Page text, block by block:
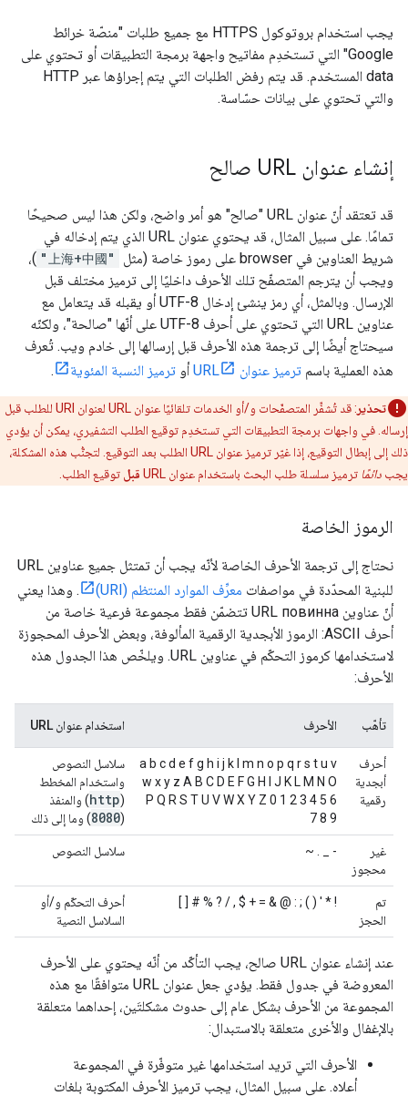
يجب استخدام بروتوكول HTTPS مع جميع طلبات "منصّة خرائط
Google" التي تستخدِم مفاتيح واجهة برمجة التطبيقات أو تحتوي على
data المستخدم. قد يتم رفض الطلبات التي يتم إجراؤها عبر HTTP
والتي تحتوي على بيانات حسّاسة.
إنشاء عنوان URL صالح
قد تعتقد أنّ عنوان URL "صالح" هو أمر واضح، ولكن هذا ليس صحيحًا
تمامًا. على سبيل المثال، قد يحتوي عنوان URL الذي يتم إدخاله في
شريط العناوين في browser على رموز خاصة (مثل
"上海+中國" )،
ويجب أن يترجم المتصفّح تلك الأحرف داخليًا إلى ترميز مختلف قبل
الإرسال. وبالمثل، أي رمز ينشئ إدخال UTF-8 أو يقبله قد يتعامل مع
عناوين URL التي تحتوي على أحرف UTF-8 على أنّها "صالحة"، ولكنّه
سيحتاج أيضًا إلى ترجمة هذه الأحرف قبل إرسالها إلى خادم ويب. تُعرف
هذه العملية باسم ترميز عنوان URL أو ترميز النسبة المئوية .
تحذير
: قد تُشفِّر المتصفّحات و/أو الخدمات تلقائيًا عنوان URL لعنوان URI للطلب قبل
إرساله. في واجهات برمجة التطبيقات التي تستخدِم توقيع الطلب التشفيري، يمكن أن يؤدي
ذلك إلى إبطال التوقيع، إذا غيّر ترميز عنوان URL الطلب بعد التوقيع. لتجنُّب هذه المشكلة،
يجب دائمًا ترميز سلسلة طلب البحث باستخدام عنوان URL قبل توقيع الطلب.
الرموز الخاصة
نحتاج إلى ترجمة الأحرف الخاصة لأنّه يجب أن تمتثل جميع عناوين URL
للبنية المحدّدة في مواصفات معرِّف الموارد المنتظم (URI)
. وهذا يعني
أنّ عناوين URL повинна تتضمّن فقط مجموعة فرعية خاصة من
أحرف ASCII: الرموز الأبجدية الرقمية المألوفة، وبعض الأحرف المحجوزة
لاستخدامها كرموز التحكّم في عناوين URL. ويلخّص هذا الجدول هذه
الأحرف:
تأهّب الأحرف استخدام عنوان URL
أحرف
أبجدية
رقمية
a b c d e f g h i j k l m n o p q r s t u v
w x y z A B C D E F G H I J K L M N O
P Q R S T U V W X Y Z 0 1 2 3 4 5 6
7 8 9
سلاسل النصوص
واستخدام المخطط
(
http) والمنفذ
(
8080) وما إلى ذلك
غير
محجوز
- _ . ~ سلاسل النصوص
تم
الحجز
! * ' ( ) ; : @ & = + $ , / ? % # [ ]
أحرف التحكّم و/أو
السلاسل النصية
عند إنشاء عنوان URL صالح، يجب التأكّد من أنّه يحتوي على الأحرف
المعروضة في جدول فقط. يؤدي جعل عنوان URL متوافقًا مع هذه
المجموعة من الأحرف بشكل عام إلى حدوث مشكلتَين، إحداهما متعلقة
بالإغفال والأخرى متعلقة بالاستبدال:
الأحرف التي تريد استخدامها غير متوفّرة في المجموعة
أعلاه. على سبيل المثال، يجب ترميز الأحرف المكتوبة بلغات